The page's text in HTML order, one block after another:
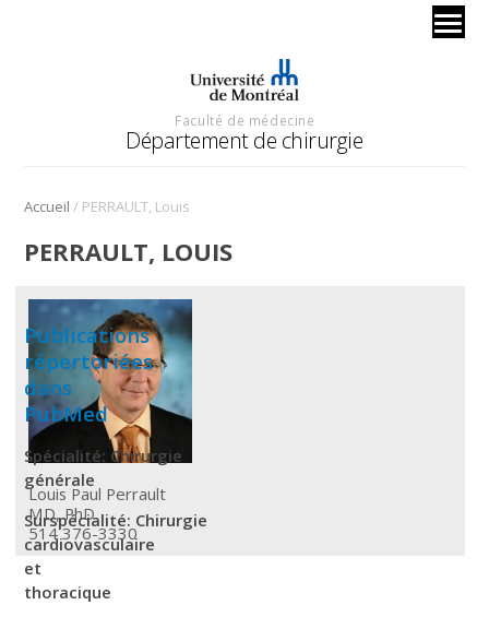
Faculté de médecine
Département de chirurgie
Accueil / PERRAULT, Louis
PERRAULT, LOUIS
Louis Paul Perrault
MD, PhD
514 376-3330
Spécialité: Chirurgie
générale
Surspécialité: Chirurgie
cardiovasculaire
et
thoracique
Publications
répertoriées
dans
PubMed